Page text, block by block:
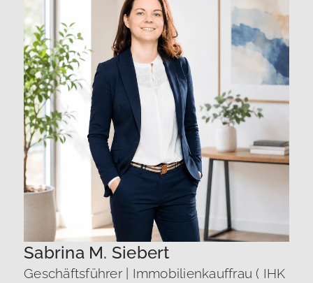
Sabrina M. Siebert
Geschäftsführer | Immobilienkauffrau ( IHK